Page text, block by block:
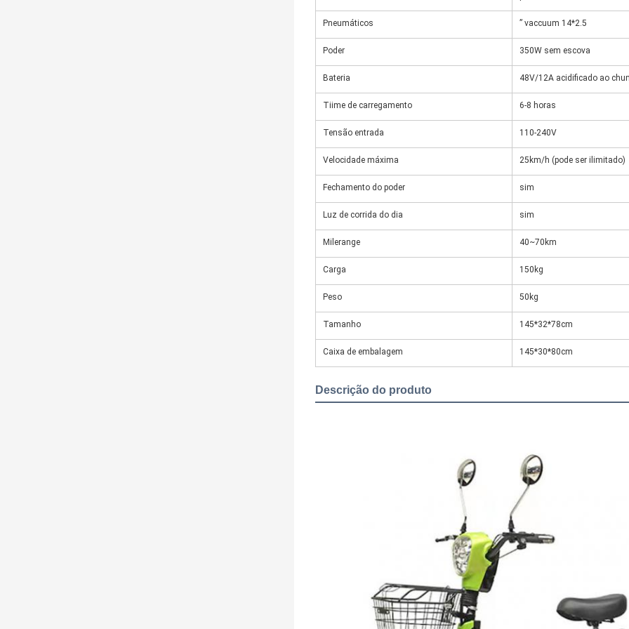
Pneumáticos ” vaccuum 14*2.5
Poder 350W sem escova
Bateria 48V/12A acidificado ao
Tiime de carregamento 6-8 horas
Tensão entrada 110-240V
Velocidade máxima 25km/h (pode ser ilimitado)
Fechamento do poder sim
Luz de corrida do dia sim
Milerange 40~70km
Carga 150kg
Peso 50kg
Tamanho 145*32*78cm
Caixa de embalagem 145*30*80cm
Descrição do produto